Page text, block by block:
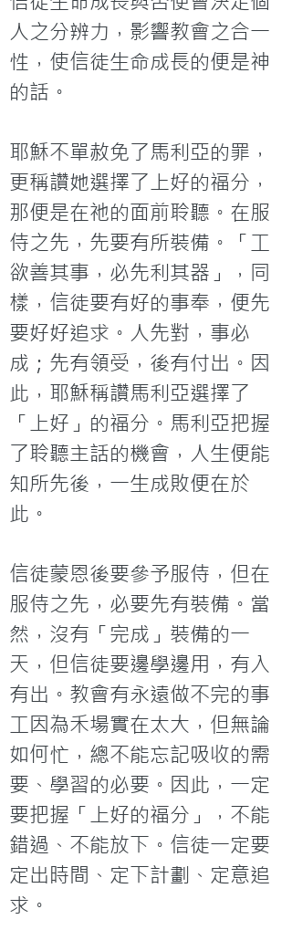
人之分辨力，影響教會之合一
性，使信徒生命成長的便是神
的話。
耶穌不單赦免了馬利亞的罪，
更稱讚她選擇了上好的福分，
那便是在祂的面前聆聽。在服
侍之先，先要有所裝備。「工
欲善其事，必先利其器」，同
樣，信徒要有好的事奉，便先
要好好追求。人先對，事必
成；先有領受，後有付出。因
此，耶穌稱讚馬利亞選擇了
「上好」的福分。馬利亞把握
了聆聽主話的機會，人生便能
知所先後，一生成敗便在於
此。
信徒蒙恩後要參予服侍，但在
服侍之先，必要先有裝備。當
然，沒有「完成」裝備的一
天，但信徒要邊學邊用，有入
有出。教會有永遠做不完的事
工因為禾場實在太大，但無論
如何忙，總不能忘記吸收的需
要、學習的必要。因此，一定
要把握「上好的福分」，不能
錯過、不能放下。信徒一定要
定出時間、定下計劃、定意追